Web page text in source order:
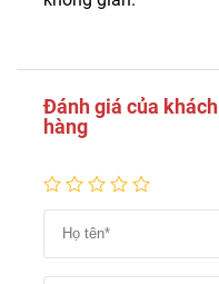
Đánh giá của khách
hàng